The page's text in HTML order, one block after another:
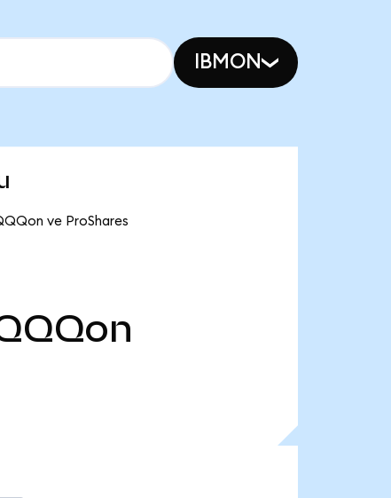
IBMON
ve ProShares